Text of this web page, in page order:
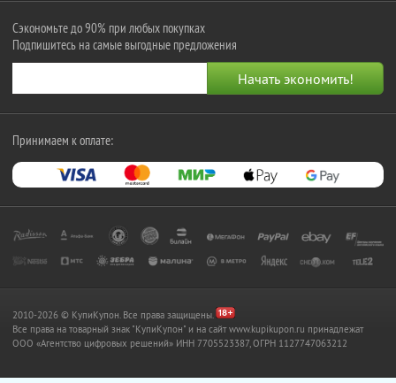
Сэкономьте до 90% при любых покупках
Подпишитесь на самые выгодные предложения
Принимаем к оплате:
2010-2026 © КупиКупон. Все права защищены.
Все права на товарный знак "КупиКупон" и на сайт www.kupikupon.ru принадлежат
OOO «Агентство цифровых решений» ИНН 7705523387, ОГРН 1127747063212